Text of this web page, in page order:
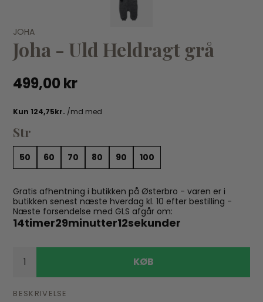
60
JOHA
159,00 kr
JOHA
Joha - Uld Heldragt grå
499,00 kr
Str
50 60 70 80 90 100
Gratis afhentning i butikken på Østerbro - varen er i
butikken senest næste hverdag kl. 10 efter bestilling -
Næste forsendelse med GLS afgår om:
14timer29minutter12sekunder
KØB
BESKRIVELSE